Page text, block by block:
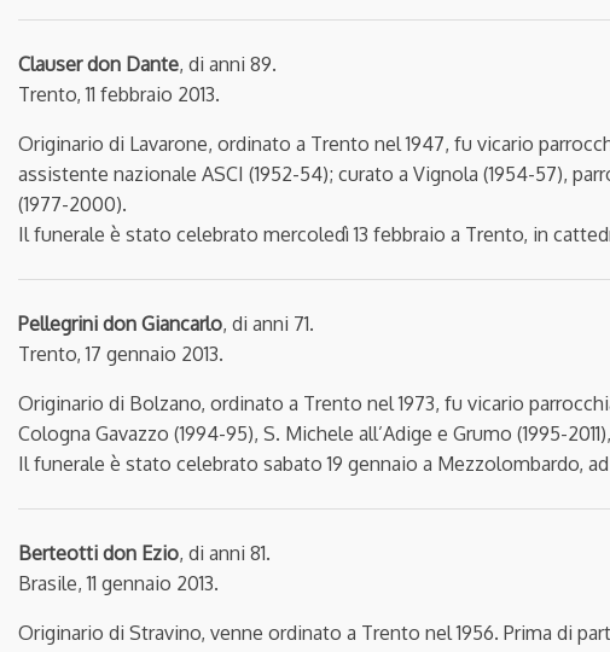
Clauser don Dante, di anni 89.
Trento, 11 febbraio 2013.
Originario di Lavarone, ordinato a Trento nel 1947, fu vicario
assistente nazionale ASCI (1952-54); curato a Vignola (1954-57),
(1977-2000).
Il funerale è stato celebrato mercoledì 13 febbraio a Trento, in
Pellegrini don Giancarlo, di anni 71.
Trento, 17 gennaio 2013.
Originario di Bolzano, ordinato a Trento nel 1973, fu vicario
Cologna Gavazzo (1994-95), S. Michele all’Adige e Grumo (1995-
Il funerale è stato celebrato sabato 19 gennaio a Mezzolombardo,
Berteotti don Ezio, di anni 81.
Brasile, 11 gennaio 2013.
Originario di Stravino, venne ordinato a Trento nel 1956. Prima di